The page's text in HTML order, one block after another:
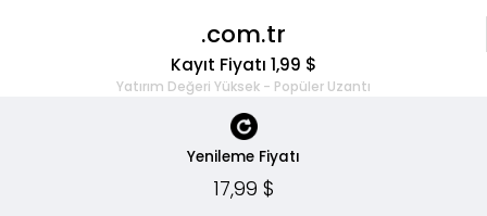
.com.tr
Kayıt Fiyatı 1,99 $
Yatırım Değeri Yüksek - Popüler Uzantı
Yenileme Fiyatı
17,99 $